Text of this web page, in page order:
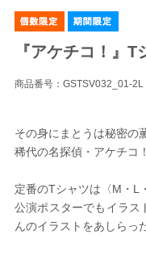
『アケチコ！』T
商品番号：GSTSV032_01-2L
その身にまとうは秘密の
稀代の名探偵・アケチコ
定番のTシャツは〈M・L
公演ポスターでもイラス
んのイラストをあしらっ